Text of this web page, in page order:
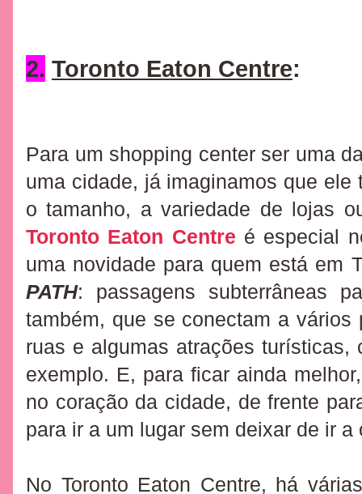
2. Toronto Eaton Centre:
Para um shopping center ser uma
uma cidade, já imaginamos que
o tamanho, a variedade de lojas
Toronto Eaton Centre é especial
uma novidade para quem está em
PATH: passagens subterrâneas
também, que se conectam a
ruas e algumas atrações
exemplo. E, para ficar ainda
no coração da cidade, de frente
para ir a um lugar sem deixar de ir a
No Toronto Eaton Centre, há